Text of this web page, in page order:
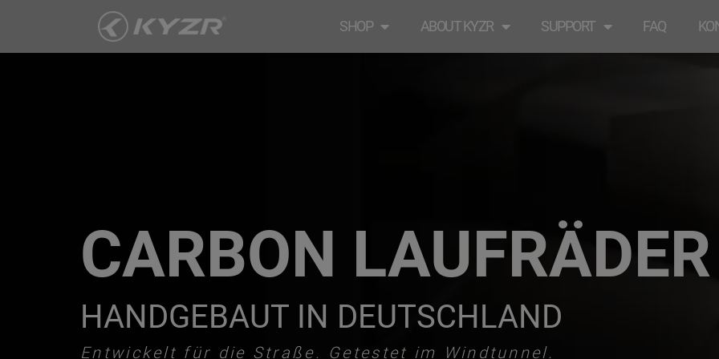
springen
SHOP ABOUT KYZR SUPPORT FAQ
CARBON LAUFRÄDER
HANDGEBAUT IN DEUTSCHLAND
Entwickelt für die Straße. Getestet im Windtunnel.